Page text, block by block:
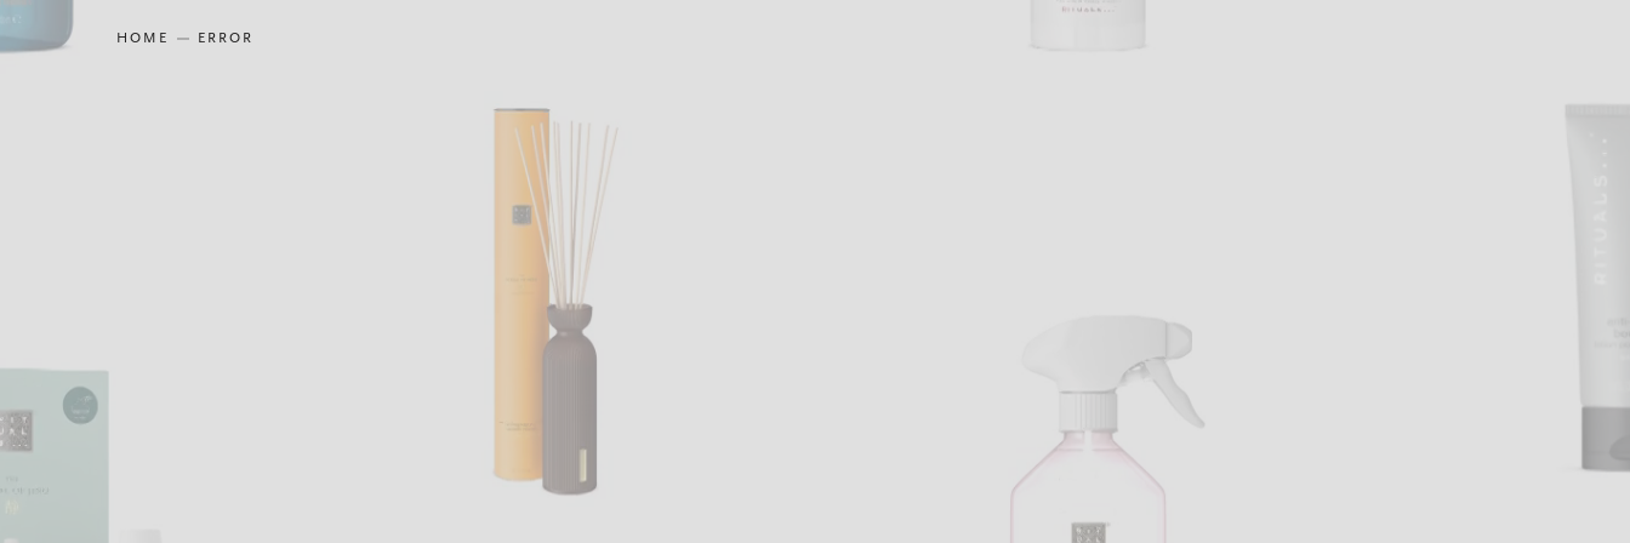
HOME ERROR